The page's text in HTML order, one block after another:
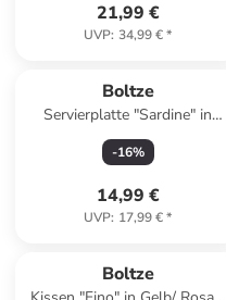
21,99 €
UVP: 34,99 €*
Boltze
Servierplatte "Sardine" in
Hellblau/ Weiß - (B)26 x
(H)11 cm
-16%
14,99 €
UVP: 17,99 €*
Boltze